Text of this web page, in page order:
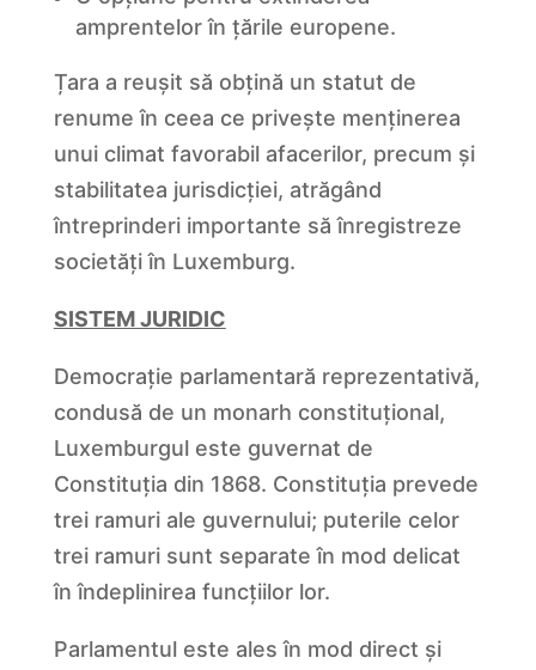
amprentelor în țările europene.
Țara a reușit să obțină un statut de
renume în ceea ce privește menținerea
unui climat favorabil afacerilor, precum și
stabilitatea jurisdicției, atrăgând
întreprinderi importante să înregistreze
societăți în Luxemburg.
SISTEM JURIDIC
Democrație parlamentară reprezentativă,
condusă de un monarh constituțional,
Luxemburgul este guvernat de
Constituția din 1868. Constituția prevede
trei ramuri ale guvernului; puterile celor
trei ramuri sunt separate în mod delicat
în îndeplinirea funcțiilor lor.
Parlamentul este ales în mod direct și